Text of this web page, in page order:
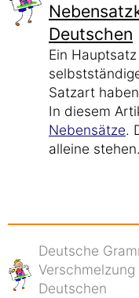
Deutschen
Ein
Satzart
In diesem
Nebensätze.
alleine stehen.
Deutsche
Deutschen